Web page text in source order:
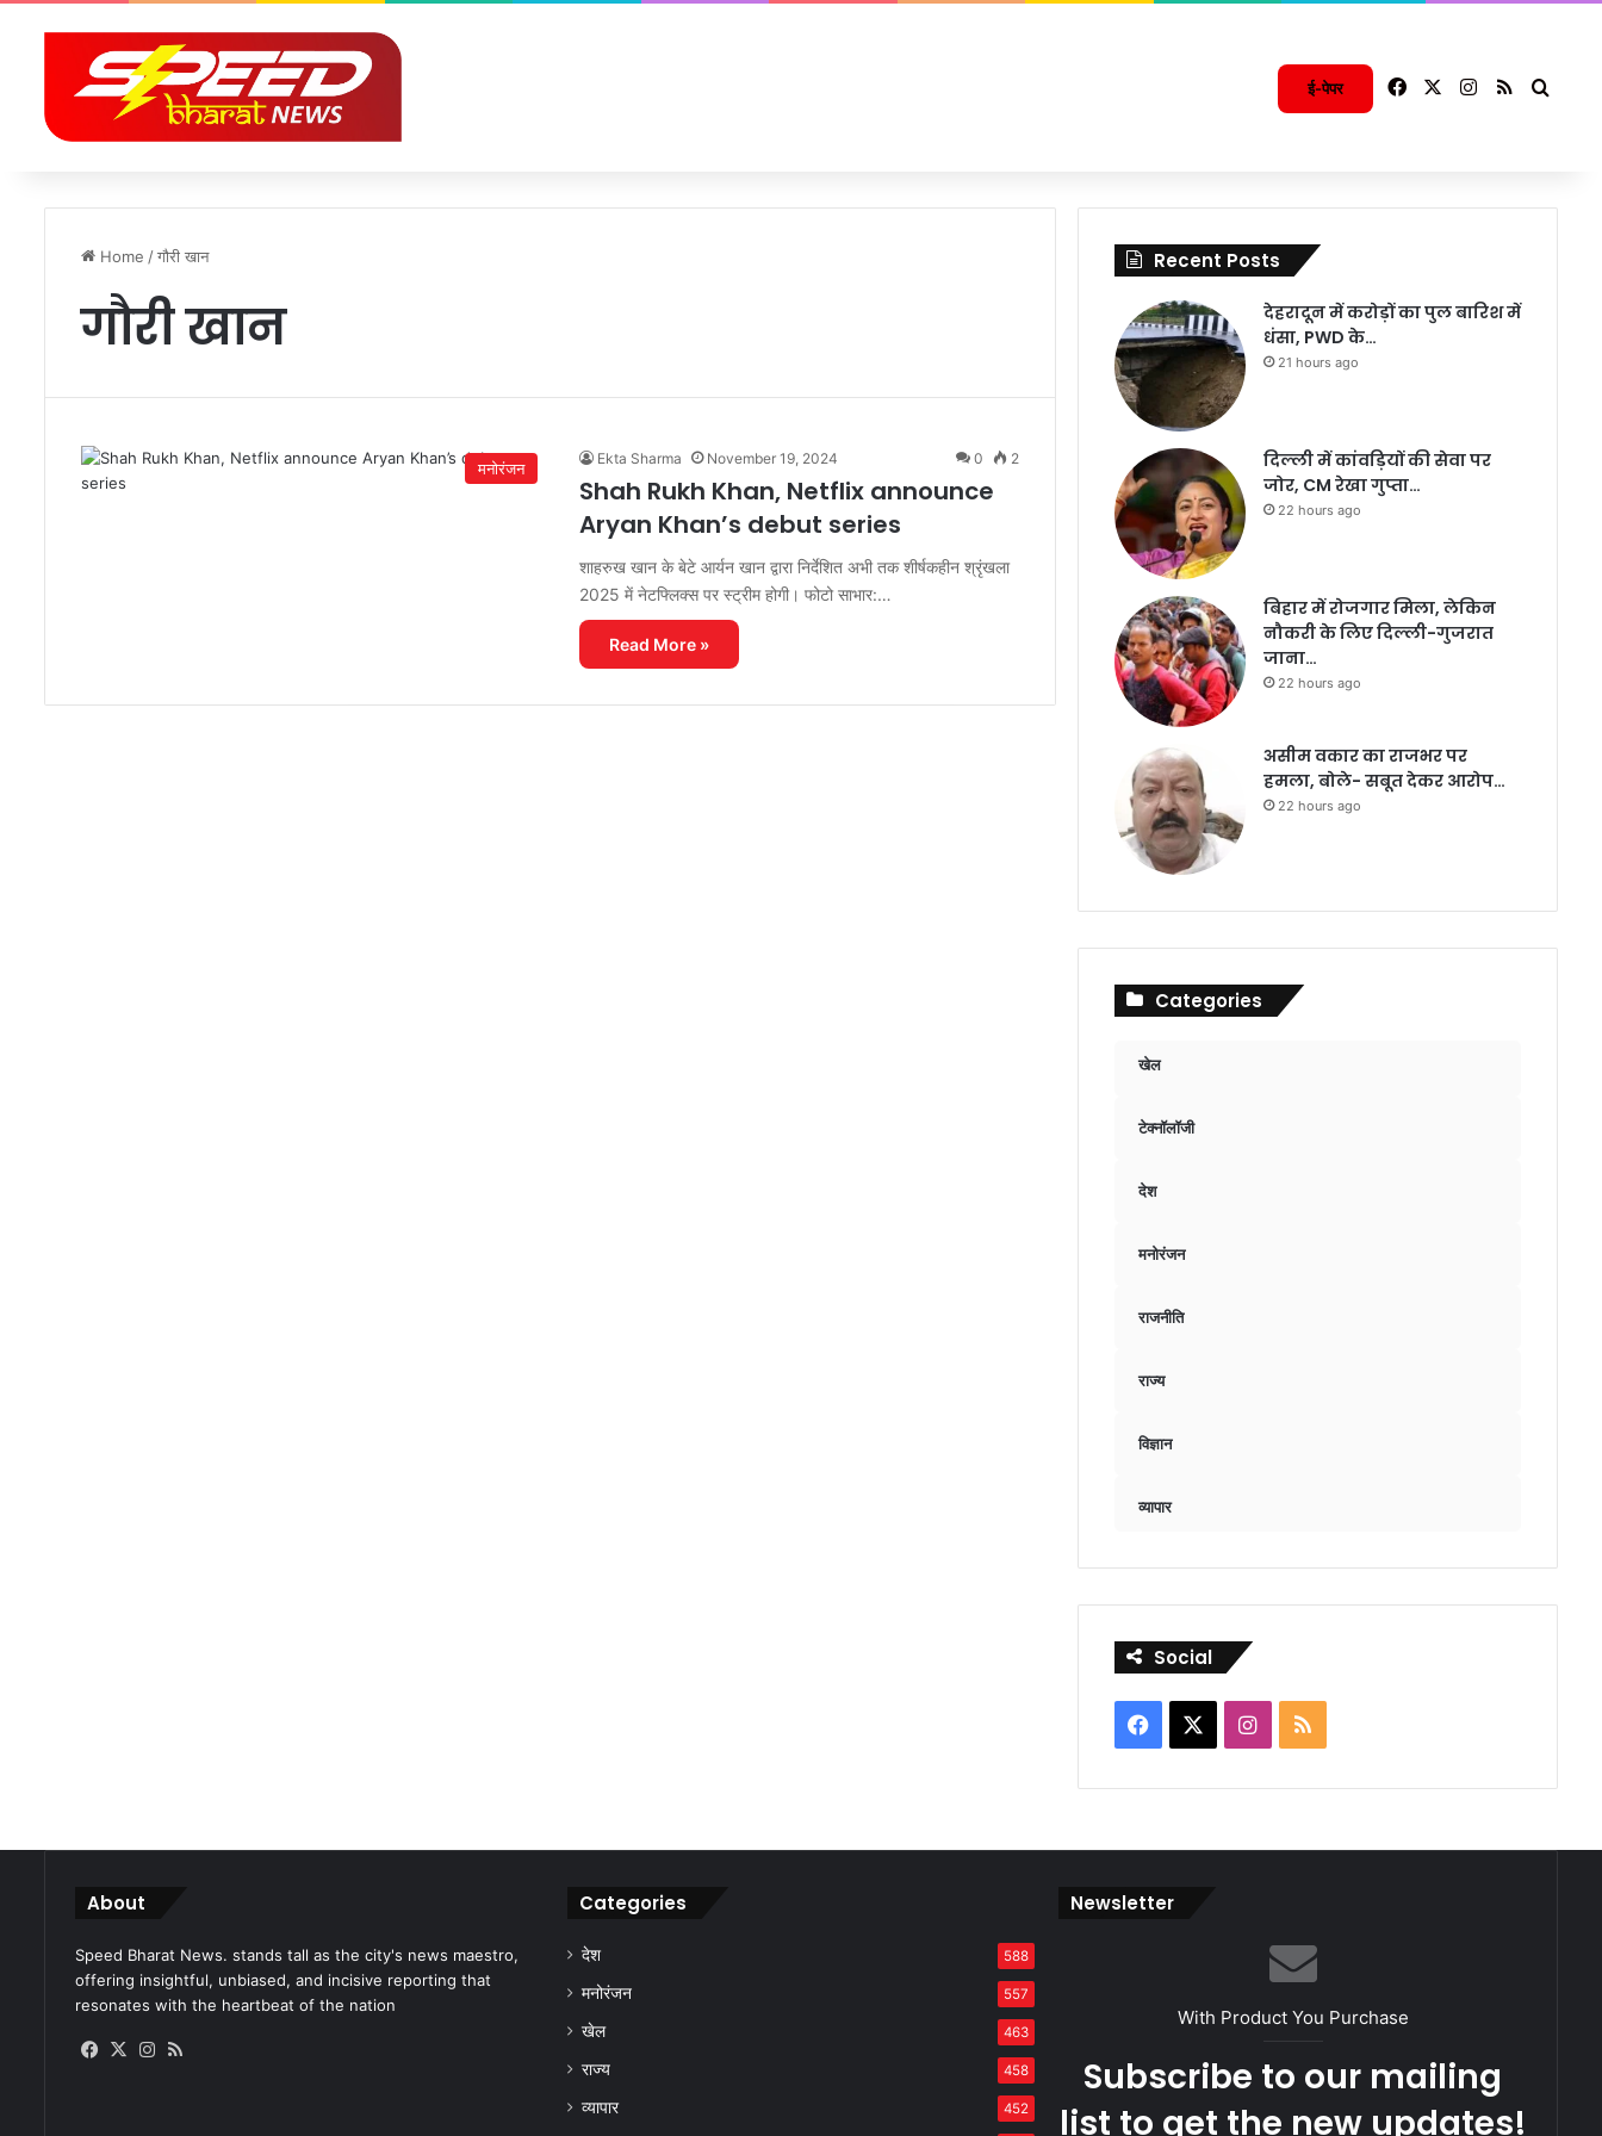
ई-पेपर FacebookInstagram
RSS
Home /गौरी खान
गौरी खान
मनोरंजन
Ekta Sharma November 19, 2024 0 2
Shah Rukh Khan, Netflix announce
Aryan Khan’s debut series
शाहरुख खान के बेटे आर्यन खान द्वारा निर्देशित अभी तक शीर्षकहीन श्रृंखला
2025 में नेटफ्लिक्स पर स्ट्रीम होगी। फोटो साभार:…
Read More »
Recent Posts
देहरादून में करोड़ों का पुल बारिश में
धंसा, PWD के…
21 hours ago
दिल्ली में कांवड़ियों की सेवा पर
जोर, CM रेखा गुप्ता…
22 hours ago
बिहार में रोजगार मिला, लेकिन
नौकरी के लिए दिल्ली-गुजरात
जाना…
22 hours ago
असीम वकार का राजभर पर
हमला, बोले- सबूत देकर आरोप…
22 hours ago
Categories
खेल
टेक्नॉलॉजी
देश
मनोरंजन
राजनीति
राज्य
विज्ञान
व्यापार
Social
Facebook Instagram
RSS
About
Speed Bharat News. stands tall as the city's news maestro,
offering insightful, unbiased, and incisive reporting that
resonates with the heartbeat of the nation
Facebook
X Instagram
Categories
देश 588
मनोरंजन 557
खेल 463
राज्य 458
व्यापार 452
Newsletter
With Product You Purchase
Subscribe to our mailing
list to get the new updates!